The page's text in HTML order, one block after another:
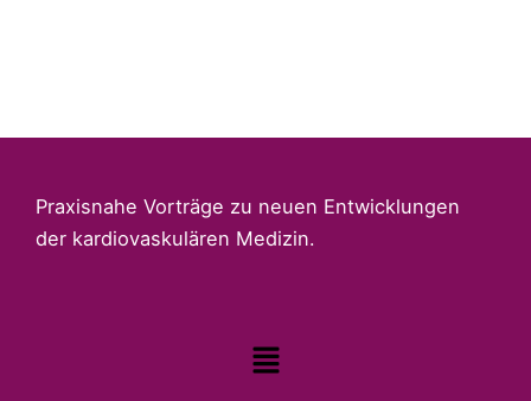
Praxisnahe Vorträge zu neuen Entwicklungen
der kardiovaskulären Medizin.
Menü